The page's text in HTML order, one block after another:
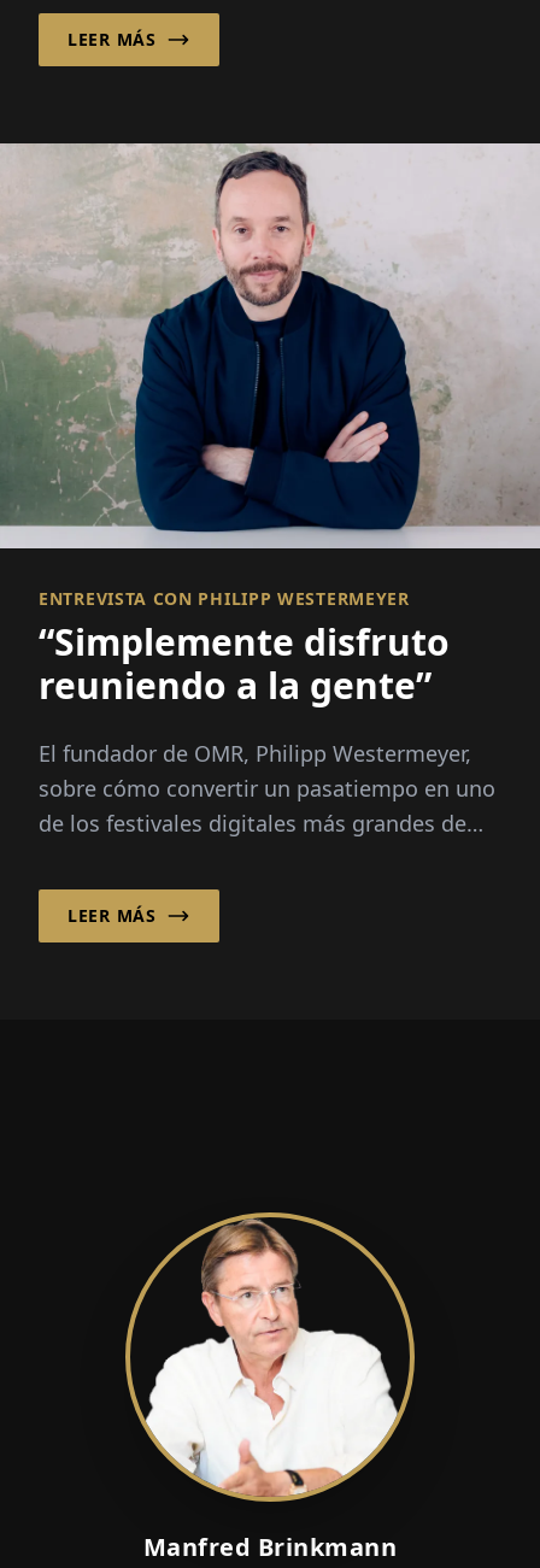
LEER MÁS
ENTREVISTA CON PHILIPP WESTERMEYER
“Simplemente disfruto
reuniendo a la gente”
El fundador de OMR, Philipp Westermeyer,
sobre cómo convertir un pasatiempo en uno
de los festivales digitales más grandes de
guía, sin un gran plan.
LEER MÁS
Manfred Brinkmann